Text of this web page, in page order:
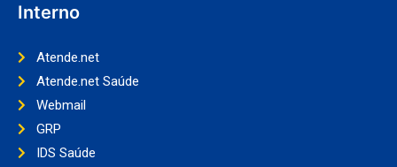
Interno
Atende.net
Atende.net Saúde
Webmail
GRP
IDS Saúde